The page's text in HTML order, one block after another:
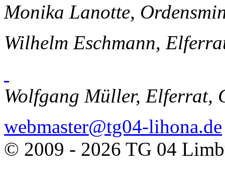
Monika Lanotte,
Wilhelm Eschmann,
Wolfgang Müller, Elferrat,
webmaster@tg04-lihona.de
© 2009 - 2026 TG 04